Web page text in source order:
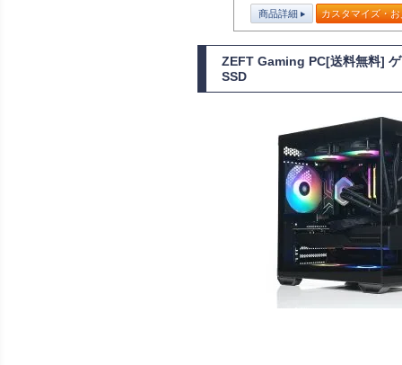
商品詳細 カスタマイズ・
ZEFT Gaming PC[送料無料]
SSD